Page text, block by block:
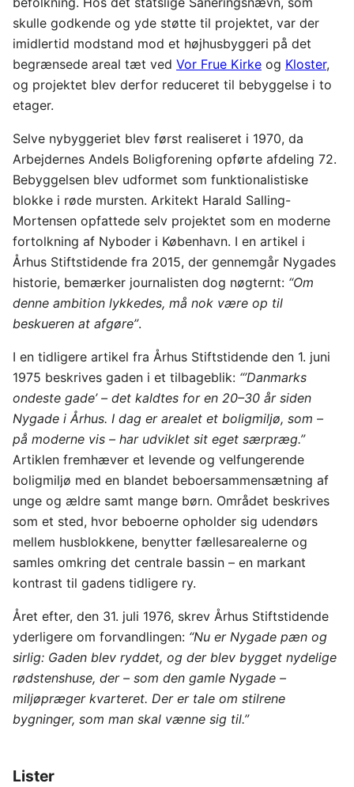
skulle godkende og yde støtte til projektet, var der
imidlertid modstand mod et højhusbyggeri på det
begrænsede areal tæt ved Vor Frue Kirke og Kloster,
og projektet blev derfor reduceret til bebyggelse i to
etager.
Selve nybyggeriet blev først realiseret i 1970, da
Arbejdernes Andels Boligforening opførte afdeling 72.
Bebyggelsen blev udformet som funktionalistiske
blokke i røde mursten. Arkitekt Harald Salling-
Mortensen opfattede selv projektet som en moderne
fortolkning af Nyboder i København. I en artikel i
Århus Stiftstidende fra 2015, der gennemgår Nygades
historie, bemærker journalisten dog nøgternt: “Om
denne ambition lykkedes, må nok være op til
beskueren at afgøre”.
I en tidligere artikel fra Århus Stiftstidende den 1. juni
1975 beskrives gaden i et tilbageblik: “’Danmarks
ondeste gade’ – det kaldtes for en 20–30 år siden
Nygade i Århus. I dag er arealet et boligmiljø, som –
på moderne vis – har udviklet sit eget særpræg.”
Artiklen fremhæver et levende og velfungerende
boligmiljø med en blandet beboersammensætning af
unge og ældre samt mange børn. Området beskrives
som et sted, hvor beboerne opholder sig udendørs
mellem husblokkene, benytter fællesarealerne og
samles omkring det centrale bassin – en markant
kontrast til gadens tidligere ry.
Året efter, den 31. juli 1976, skrev Århus Stiftstidende
yderligere om forvandlingen: “Nu er Nygade pæn og
sirlig: Gaden blev ryddet, og der blev bygget nydelige
rødstenshuse, der – som den gamle Nygade –
miljøpræger kvarteret. Der er tale om stilrene
bygninger, som man skal vænne sig til.”
Lister